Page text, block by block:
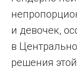
и девочек,
в
решения